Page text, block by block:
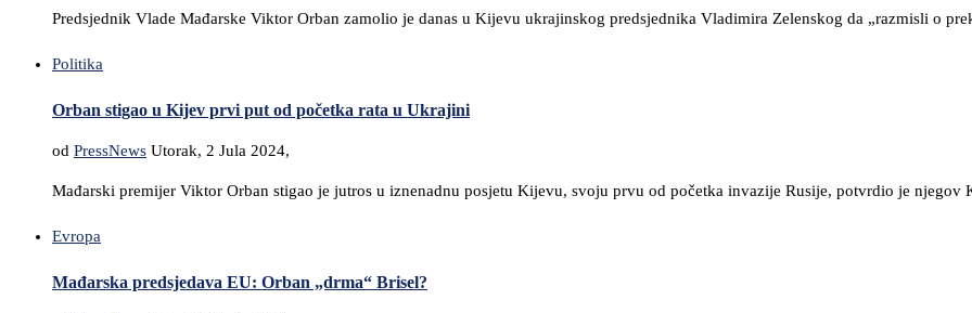
Predsjednik Vlade Mađarske Viktor Orban zamolio je danas u Kijevu ukrajinskog predsjednika Vladimira Zelenskog da „razmisli o
Politika
Orban stigao u Kijev prvi put od početka rata u Ukrajini
od PressNews Utorak, 2 Jula 2024,
Mađarski premijer Viktor Orban stigao je jutros u iznenadnu posjetu Kijevu, svoju prvu od početka invazije Rusije, potvrdio je njegov
Evropa
Mađarska predsjedava EU: Orban „drma“ Brisel?